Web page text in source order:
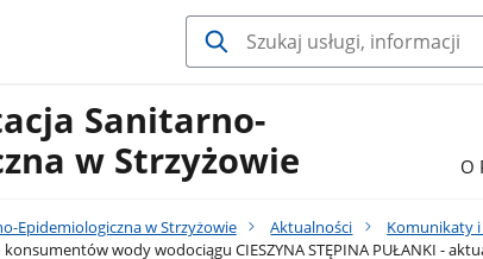
Sanitarno-
w Strzyżowie
O
Epidemiologiczna w Strzyżowie Aktualności
Komunikaty
wody wodociągu CIESZYNA STĘPINA PUŁANKI -